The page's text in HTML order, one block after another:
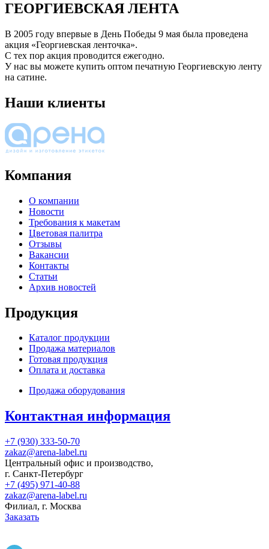
ГЕОРГИЕВСКАЯ ЛЕНТА
В 2005 году впервые в День Победы 9 мая была проведена
акция «Георгиевская ленточка».
С тех пор акция проводится ежегодно.
У нас вы можете купить оптом печатную Георгиевскую ленту
на сатине.
Наши клиенты
Компания
О компании
Новости
Требования к макетам
Цветовая палитра
Отзывы
Вакансии
Контакты
Статьи
Архив новостей
Продукция
Каталог продукции
Продажа материалов
Готовая продукция
Оплата и доставка
Продажа оборудования
Контактная информация
+7 (930) 333-50-70
zakaz@arena-label.ru
Центральный офис и производство,
г. Санкт-Петербург
+7 (495) 971-40-88
zakaz@arena-label.ru
Филиал, г. Москва
Заказать